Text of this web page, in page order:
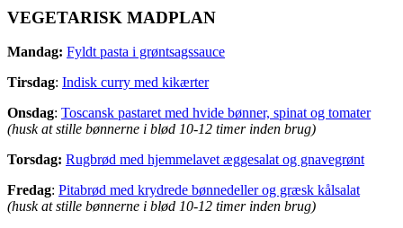
VEGETARISK MADPLAN
Mandag: Fyldt pasta i grøntsagssauce
Tirsdag: Indisk curry med kikærter
Onsdag: Toscansk pastaret med hvide bønner, spinat og tomater
(husk at stille bønnerne i blød 10-12 timer inden brug)
Torsdag: Rugbrød med hjemmelavet æggesalat og gnavegrønt
Fredag: Pitabrød med krydrede bønnedeller og græsk kålsalat
(husk at stille bønnerne i blød 10-12 timer inden brug)